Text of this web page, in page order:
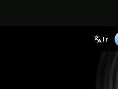
Tr